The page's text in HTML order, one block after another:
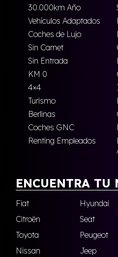
30.000km Año
Vehículos Adaptados
Coches de Lujo
Sin Carnet
Sin Entrada
KM 0
4×4
Turismo
Berlinas
Coches GNC
Renting Empleados
ENCUENTRA TU
Fiat Hyundai
Citroën
Seat
Toyota
Peugeot
Nissan
Jeep